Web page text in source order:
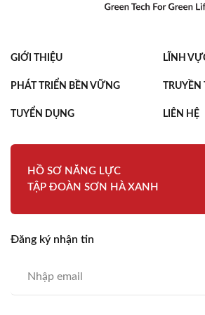
GIỚI THIỆU LĨNH
PHÁT TRIỂN BỀN VỮNG TRUYỀN
TUYỂN DỤNG LIÊN HỆ
HỒ SƠ NĂNG LỰC
TẬP ĐOÀN SƠN HÀ XANH
Đăng ký nhận tin